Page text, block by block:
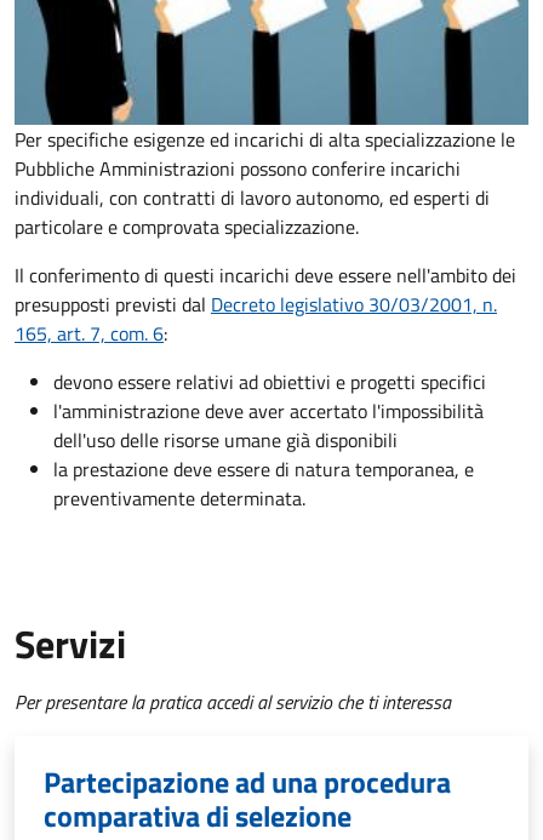
Per specifiche esigenze ed incarichi di alta specializzazione le
Pubbliche Amministrazioni possono conferire incarichi
individuali, con contratti di lavoro autonomo, ed esperti di
particolare e comprovata specializzazione.
Il conferimento di questi incarichi deve essere nell'ambito dei
presupposti previsti dal Decreto legislativo 30/03/2001, n.
165, art. 7, com. 6:
devono essere relativi ad obiettivi e progetti specifici
l'amministrazione deve aver accertato l'impossibilità
dell'uso delle risorse umane già disponibili
la prestazione deve essere di natura temporanea, e
preventivamente determinata.
Servizi
Per presentare la pratica accedi al servizio che ti interessa
Partecipazione ad una procedura
comparativa di selezione